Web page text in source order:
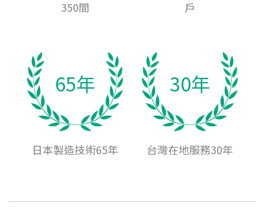
350間
戶
65年
日本製造技術65年
30年
台灣在地服務30年